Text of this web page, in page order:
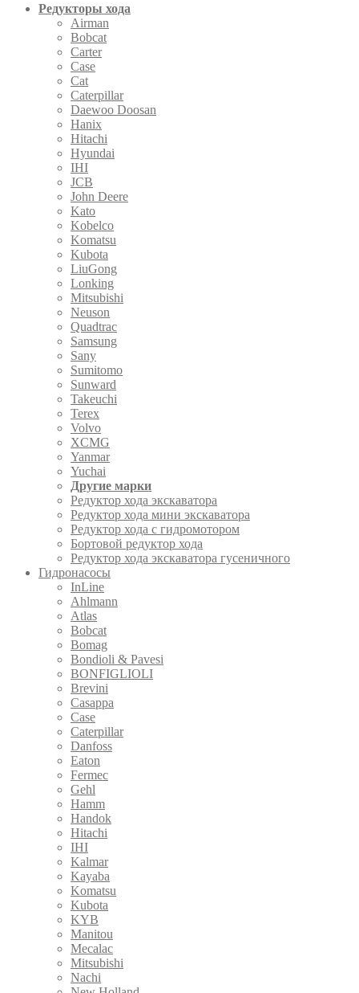
Редукторы хода
Airman
Bobcat
Carter
Case
Cat
Caterpillar
Daewoo Doosan
Hanix
Hitachi
Hyundai
IHI
JCB
John Deere
Kato
Kobelco
Komatsu
Kubota
LiuGong
Lonking
Mitsubishi
Neuson
Quadtrac
Samsung
Sany
Sumitomo
Sunward
Takeuchi
Terex
Volvo
XCMG
Yanmar
Yuchai
Другие марки
Редуктор хода экскаватора
Редуктор хода мини экскаватора
Редуктор хода с гидромотором
Бортовой редуктор хода
Редуктор хода экскаватора гусеничного
Гидронасосы
InLine
Ahlmann
Atlas
Bobcat
Bomag
Bondioli & Pavesi
BONFIGLIOLI
Brevini
Casappa
Case
Caterpillar
Danfoss
Eaton
Fermec
Gehl
Hamm
Handok
Hitachi
IHI
Kalmar
Kayaba
Komatsu
Kubota
KYB
Manitou
Mecalac
Mitsubishi
Nachi